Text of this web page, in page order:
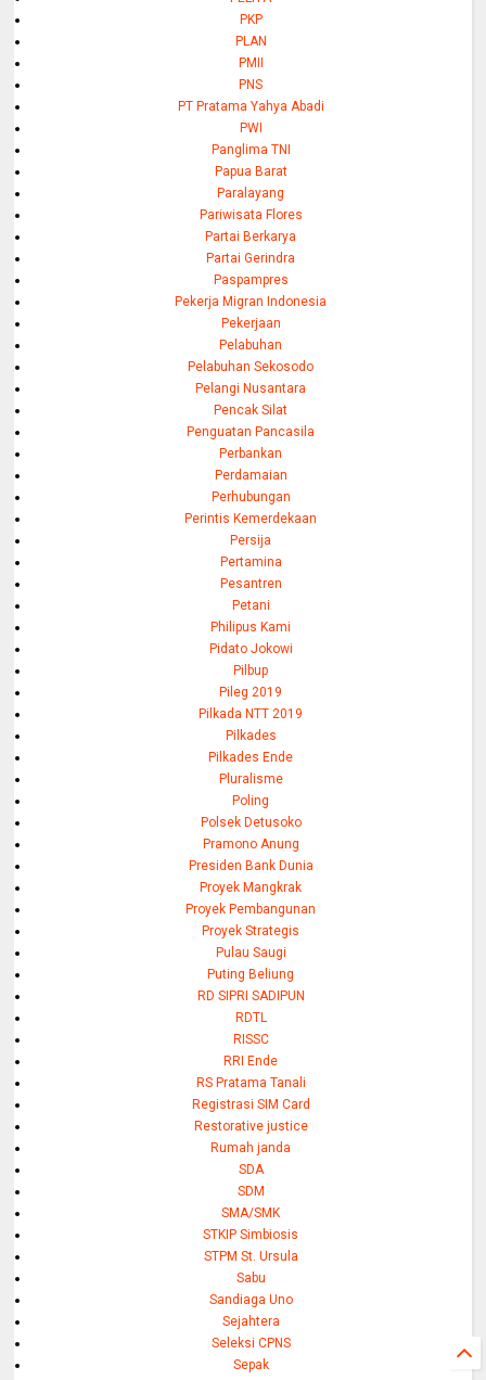
PKP
PLAN
PMII
PNS
PT Pratama Yahya Abadi
PWI
Panglima TNI
Papua Barat
Paralayang
Pariwisata Flores
Partai Berkarya
Partai Gerindra
Paspampres
Pekerja Migran Indonesia
Pekerjaan
Pelabuhan
Pelabuhan Sekosodo
Pelangi Nusantara
Pencak Silat
Penguatan Pancasila
Perbankan
Perdamaian
Perhubungan
Perintis Kemerdekaan
Persija
Pertamina
Pesantren
Petani
Philipus Kami
Pidato Jokowi
Pilbup
Pileg 2019
Pilkada NTT 2019
Pilkades
Pilkades Ende
Pluralisme
Poling
Polsek Detusoko
Pramono Anung
Presiden Bank Dunia
Proyek Mangkrak
Proyek Pembangunan
Proyek Strategis
Pulau Saugi
Puting Beliung
RD SIPRI SADIPUN
RDTL
RISSC
RRI Ende
RS Pratama Tanali
Registrasi SIM Card
Restorative justice
Rumah janda
SDA
SDM
SMA/SMK
STKIP Simbiosis
STPM St. Ursula
Sabu
Sandiaga Uno
Sejahtera
Seleksi CPNS
Sepak